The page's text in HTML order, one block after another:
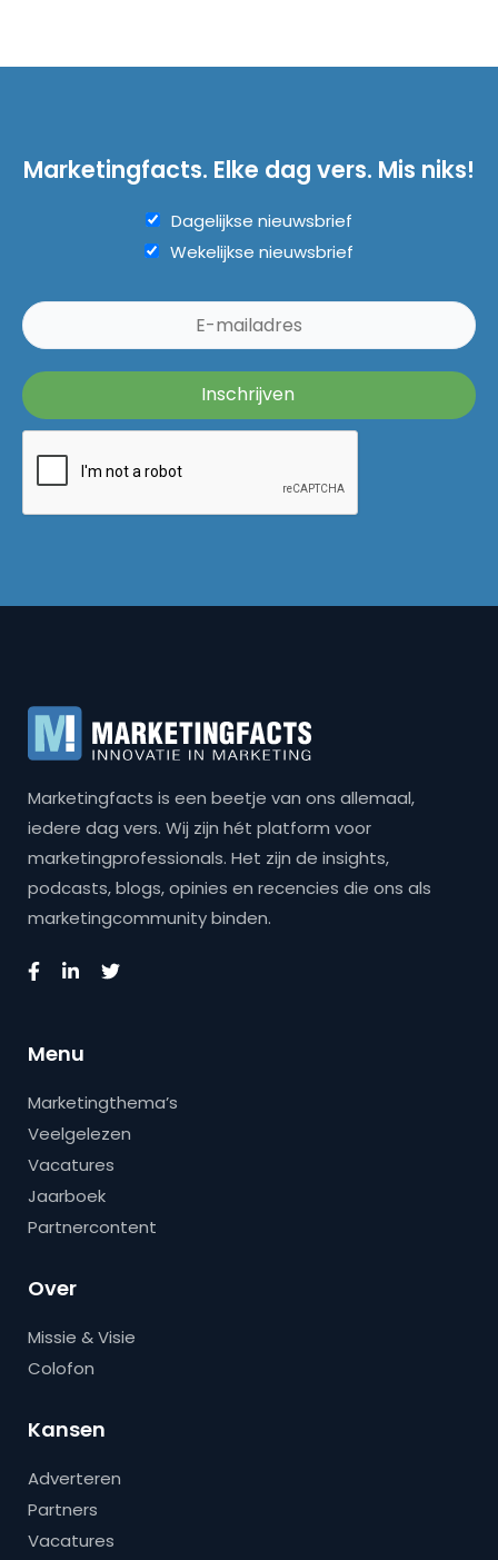
Marketingfacts. Elke dag vers. Mis niks!
Dagelijkse nieuwsbrief
Wekelijkse nieuwsbrief
Marketingfacts is een beetje van ons allemaal,
iedere dag vers. Wij zijn hét platform voor
marketingprofessionals. Het zijn de insights,
podcasts, blogs, opinies en recencies die ons als
marketingcommunity binden.
Menu
Marketingthema’s
Veelgelezen
Vacatures
Jaarboek
Partnercontent
Over
Missie & Visie
Colofon
Kansen
Adverteren
Partners
Vacatures